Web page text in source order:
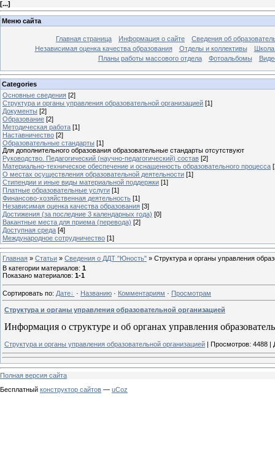
[...]
Меню сайта
Главная страница Информация о сайте
Сведения об
Независимая оценка качества образования
Отделы и коллективы
Школа
Планы работы массового отдела
Фотоальбомы
Categories
Основные сведения [2]
Структура и органы управления образовательной организацией [1]
Документы [2]
Образование [2]
Методическая работа [1]
Наставничество [2]
Образовательные стандарты [1]
Для дополнительного образования образовательные стандарты отсутствуют
Руководство. Педагогический (научно-педагогический) состав [2]
Материально-техническое обеспечение и оснащенность образовательного процесса
О местах осуществления образовательной деятельности [1]
Стипендии и иные виды материальной поддержки [1]
Платные образовательные услуги [1]
Финансово-хозяйственная деятельность [1]
Независимая оценка качества образования [3]
Достижения (за последние 3 календарных года) [0]
Вакантные места для приема (перевода) [2]
Доступная среда [4]
Международное сотрудничество [1]
Главная » Статьи » Сведения о ДДТ "Юность" » Структура и органы управления
В категории материалов: 1
Показано материалов: 1-1
Сортировать по: Дате · Названию · Комментариям · Просмотрам
Структура и органы управления образовательной организацией
Информация о структуре и об органах управления
Структура и органы управления образовательной организацией | Просмотров: 4488 |
Полная версия сайта
Бесплатный конструктор сайтов — uCoz